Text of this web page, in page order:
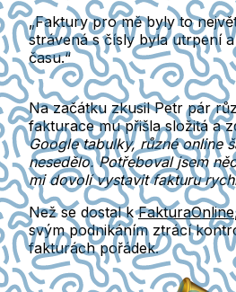
„Faktury pro mě byly to
strávená s čísly byla utrpení
času.“
Na začátku zkusil Petr pár
fakturace mu přišla složitá a
Google tabulky, různé online
nesedělo. Potřeboval jsem
mi dovolí vystavit fakturu
Než se dostal kFakturaOnline
svým podnikáním ztrácí
fakturách pořádek.